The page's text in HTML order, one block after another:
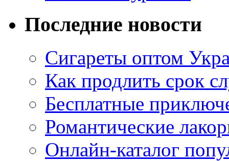
Последние новости
Сигареты оптом
Как продлить срок
Бесплатные
Романтические
Онлайн-каталог